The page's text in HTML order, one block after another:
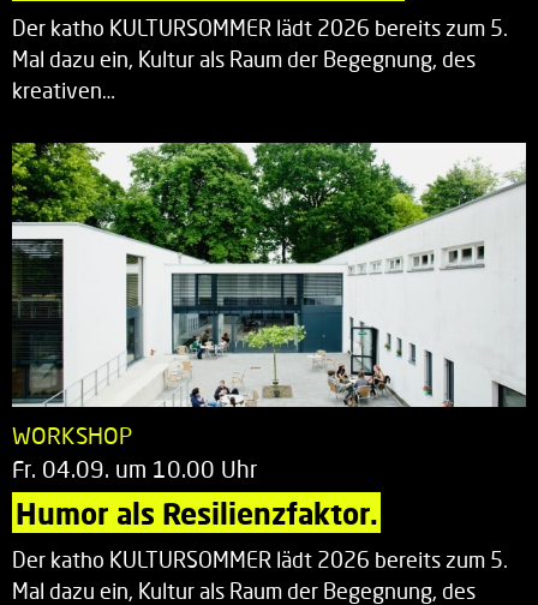
Der katho KULTURSOMMER lädt 2026 bereits zum 5.
Mal dazu ein, Kultur als Raum der Begegnung, des
kreativen…
WORKSHOP
Fr. 04.09. um 10.00 Uhr
Humor als Resilienzfaktor.
Der katho KULTURSOMMER lädt 2026 bereits zum 5.
Mal dazu ein, Kultur als Raum der Begegnung, des